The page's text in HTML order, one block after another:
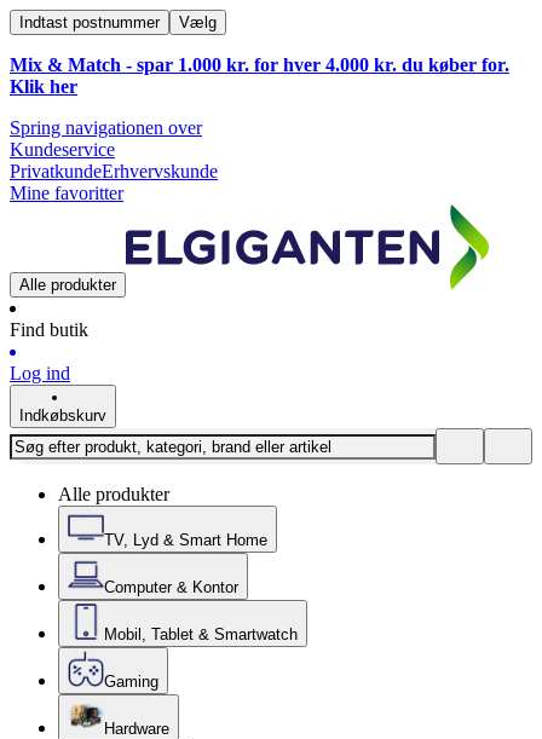
Indtast postnummer Vælg
Mix & Match - spar 1.000 kr. for hver 4.000 kr. du køber for.
Klik her
Spring navigationen over
Kundeservice
PrivatkundeErhvervskunde
Mine favoritter
Alle produkter
Find butik
Log ind
Indkøbskurv
Alle produkter
TV, Lyd & Smart Home
Computer & Kontor
Mobil, Tablet & Smartwatch
Gaming
Hardware